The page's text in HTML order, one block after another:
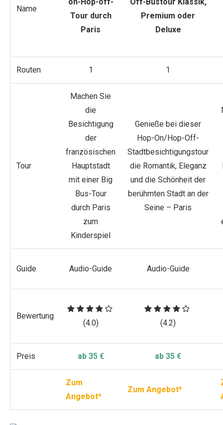
Name
Tour durch
Paris
Premium oder
Deluxe
Routen 1 1
Tour
Machen Sie
die
Besichtigung
der
französischen
Hauptstadt
mit einer Big
Bus-Tour
durch Paris
zum
Kinderspiel
Genieße bei dieser
Hop-On/Hop-Off-
Stadtbesichtigungstour
die Romantik, Eleganz
und die Schönheit der
berühmten Stadt an der
Seine – Paris
Guide Audio-Guide Audio-Guide
Bewertung
(4.0) (4.2)
Preis ab 35 € ab 35 €
Zum
Angebot*
Zum Angebot*